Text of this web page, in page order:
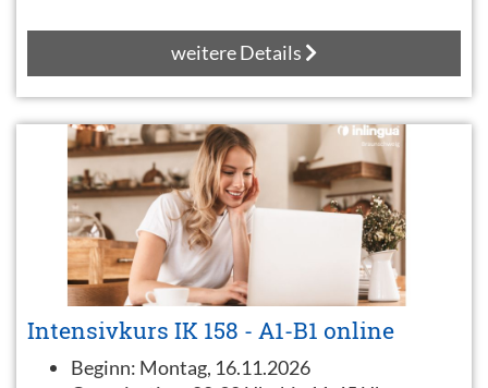
weitere Details
Intensivkurs IK 158 - A1-B1 online
Beginn: Montag, 16.11.2026